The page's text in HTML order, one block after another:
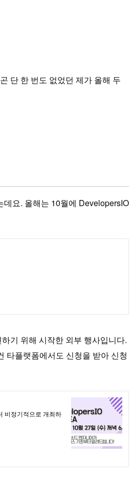
단 한 번도 없었던 제가 올해 두
요. 올해는 10월에 DevelopersIO
기 위해 시작한 외부 행사입니다.
타플랫폼에서도 신청을 받아 신청